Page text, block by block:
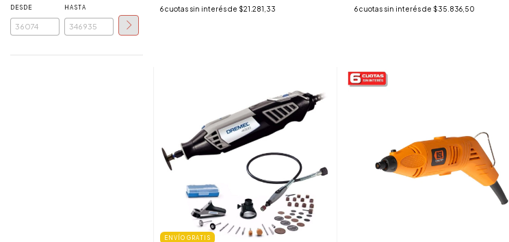
DESDE HASTA
6cuotas sin interés de $21.281,33
6cuotas sin interés de $35.836,50
ENVÍO GRATIS